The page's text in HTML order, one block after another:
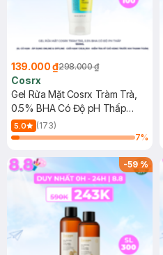
139.000 ₫298.000 ₫
Cosrx
Gel Rửa Mặt Cosrx Tràm Trà,
0.5% BHA Có Độ pH Thấp
150ml
5.0
(173)
7%
-59%